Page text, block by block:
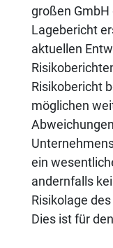
großen GmbH
Lagebericht
aktuellen
Risikobericht
möglichen
ein
andernfalls
Risikolage
Dies ist für